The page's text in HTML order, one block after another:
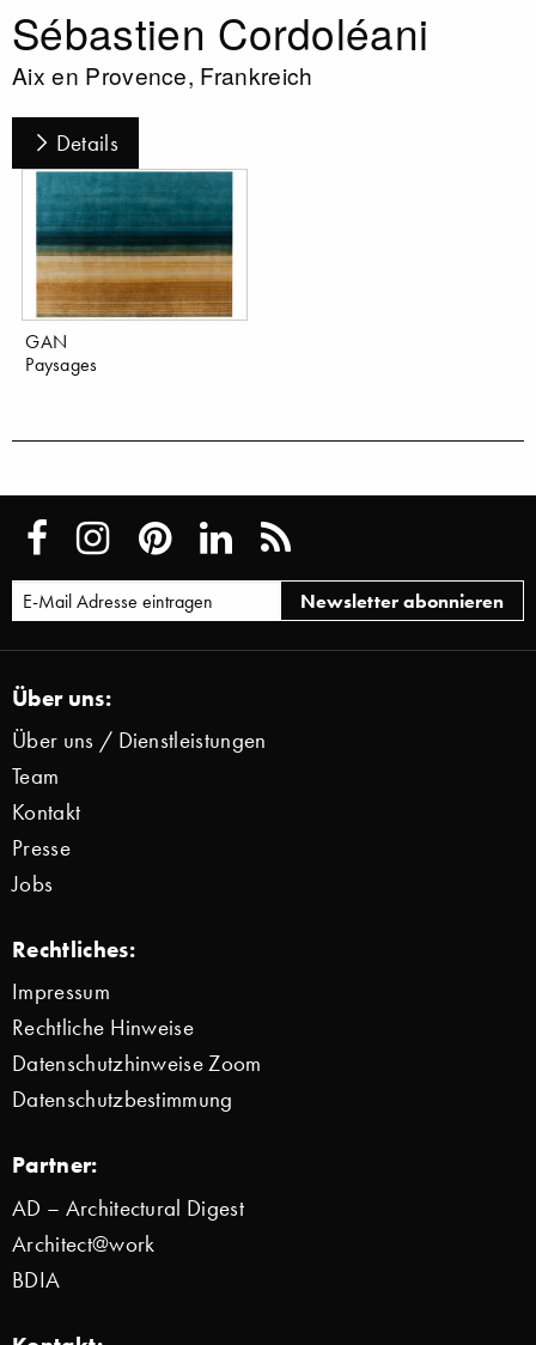
Sébastien Cordoléani
Aix en Provence, Frankreich
Details
GAN
Paysages
Über uns:
Über uns / Dienstleistungen
Team
Kontakt
Presse
Jobs
Rechtliches:
Impressum
Rechtliche Hinweise
Datenschutzhinweise Zoom
Datenschutzbestimmung
Partner:
AD – Architectural Digest
Architect@work
BDIA